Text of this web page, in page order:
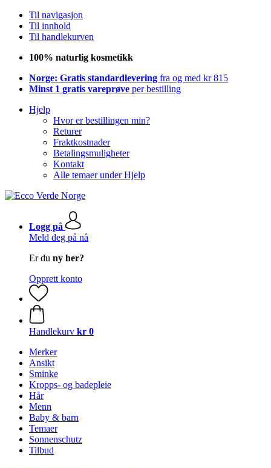
Til navigasjon
Til innhold
Til handlekurven
100% naturlig kosmetikk
Norge: Gratis standardlevering fra og med kr 815
Minst 1 gratis vareprøve per bestilling
Hjelp
Hvor er bestillingen min?
Returer
Fraktkostnader
Betalingsmuligheter
Kontakt
Alle temaer under Hjelp
Logg på
Meld deg på nå
Er du ny her?
Opprett konto
Handlekurv kr 0
Merker
Ansikt
Sminke
Kropps- og badepleie
Hår
Menn
Baby & barn
Temaer
Sonnenschutz
Tilbud